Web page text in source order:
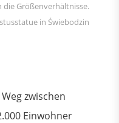
in Świebodzin
zwischen
Einwohner